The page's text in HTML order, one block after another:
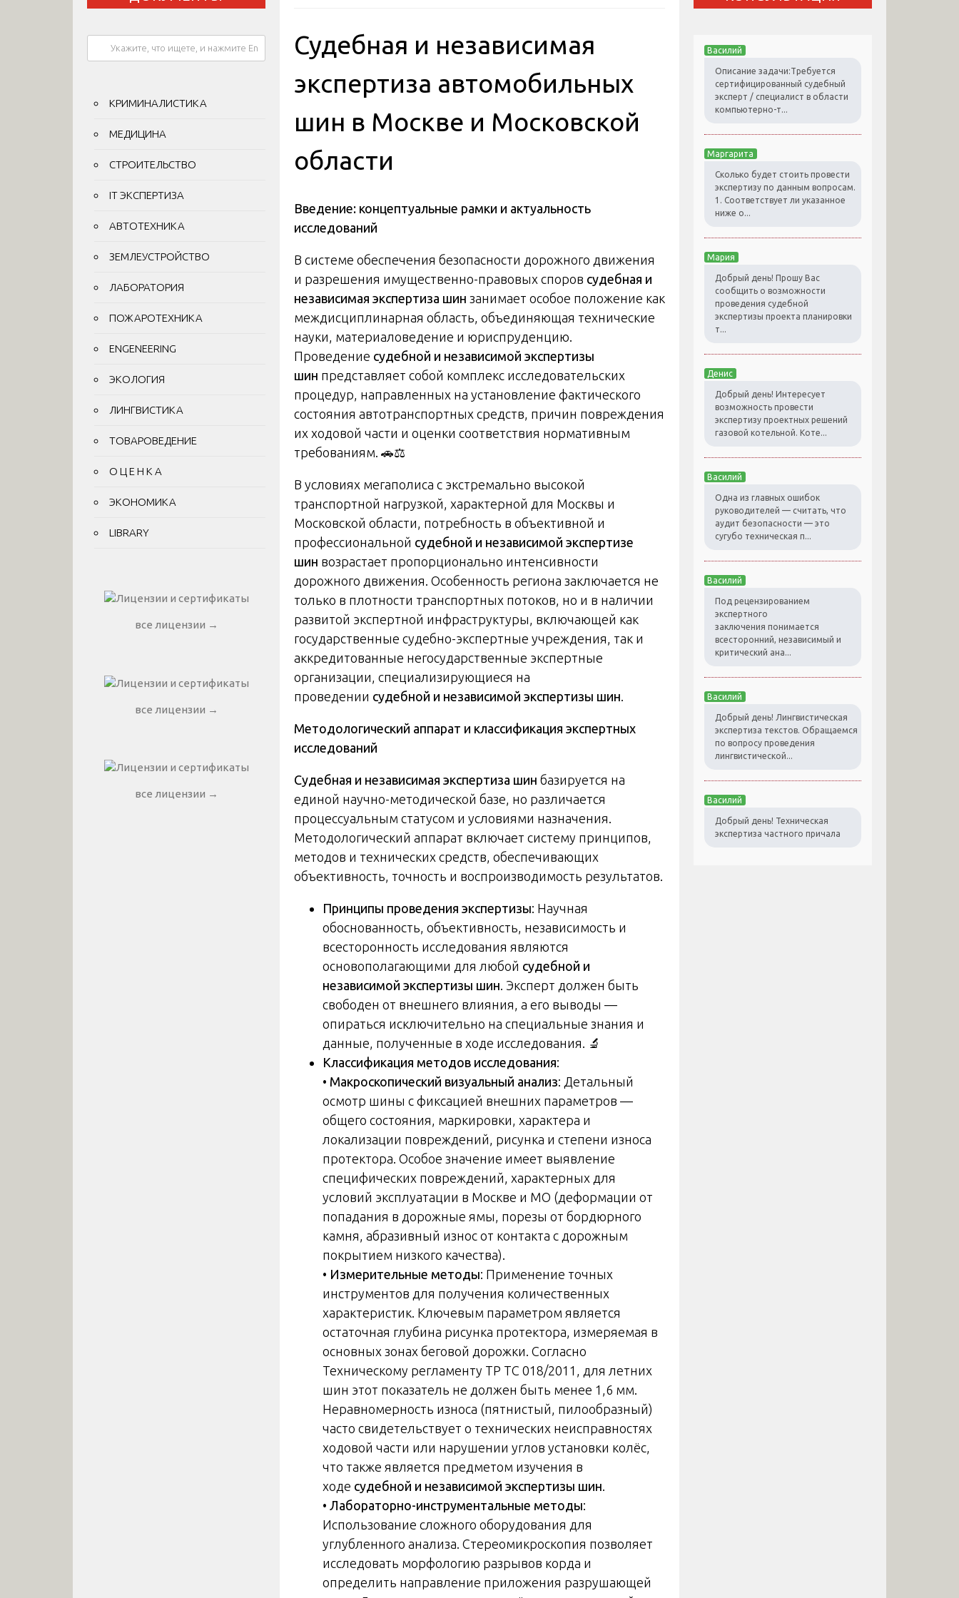
Судебная и независимая
экспертиза автомобильных
шин в Москве и Московской
области
Введение: концептуальные рамки и актуальность
исследований
В системе обеспечения безопасности дорожного движения
и разрешения имущественно-правовых споров судебная и
независимая экспертиза шин занимает особое положение как
междисциплинарная область, объединяющая технические
науки, материаловедение и юриспруденцию.
Проведение судебной и независимой экспертизы
шин представляет собой комплекс исследовательских
процедур, направленных на установление фактического
состояния автотранспортных средств, причин повреждения
их ходовой части и оценки соответствия нормативным
требованиям. 🚗⚖️
В условиях мегаполиса с экстремально высокой
транспортной нагрузкой, характерной для Москвы и
Московской области, потребность в объективной и
профессиональной судебной и независимой экспертизе
шин возрастает пропорционально интенсивности
дорожного движения. Особенность региона заключается не
только в плотности транспортных потоков, но и в наличии
развитой экспертной инфраструктуры, включающей как
государственные судебно-экспертные учреждения, так и
аккредитованные негосударственные экспертные
организации, специализирующиеся на
проведении судебной и независимой экспертизы шин
Методологический аппарат и классификация экспертных
исследований
Судебная и независимая экспертиза шин базируется на
единой научно-методической базе, но различается
процессуальным статусом и условиями назначения.
Методологический аппарат включает систему принципов,
методов и технических средств, обеспечивающих
объективность, точность и воспроизводимость результатов.
Принципы проведения экспертизы: Научная
обоснованность, объективность, независимость и
всесторонность исследования являются
основополагающими для любой судебной и
независимой экспертизы шин . Эксперт должен быть
свободен от внешнего влияния, а его выводы —
опираться исключительно на специальные знания и
данные, полученные в ходе исследования. 🔬
Классификация методов исследования:
• Макроскопический визуальный анализ: Детальный
осмотр шины с фиксацией внешних параметров —
общего состояния, маркировки, характера и
локализации повреждений, рисунка и степени износа
протектора. Особое значение имеет выявление
специфических повреждений, характерных для
условий эксплуатации в Москве и МО (деформации от
попадания в дорожные ямы, порезы от бордюрного
камня, абразивный износ от контакта с дорожным
покрытием низкого качества).
• Измерительные методы: Применение точных
инструментов для получения количественных
характеристик. Ключевым параметром является
остаточная глубина рисунка протектора, измеряемая в
основных зонах беговой дорожки. Согласно
Техническому регламенту ТР ТС 018/2011, для летних
шин этот показатель не должен быть менее 1,6 мм.
Неравномерность износа (пятнистый, пилообразный)
часто свидетельствует о технических неисправностях
ходовой части или нарушении углов установки колёс,
что также является предметом изучения в
ходе судебной и независимой экспертизы шин
• Лабораторно-инструментальные методы:
Использование сложного оборудования для
углубленного анализа. Стереомикроскопия позволяет
исследовать морфологию разрывов корда и
определить направление приложения разрушающей
КРИМИНАЛИСТИКА
МЕДИЦИНА
СТРОИТЕЛЬСТВО
IT ЭКСПЕРТИЗА
АВТОТЕХНИКА
ЗЕМЛЕУСТРОЙСТВО
ЛАБОРАТОРИЯ
ПОЖАРОТЕХНИКА
ENGENEERING
ЭКОЛОГИЯ
ЛИНГВИСТИКА
ТОВАРОВЕДЕНИЕ
О Ц Е Н К А
ЭКОНОМИКА
LIBRARY
все лицензии →
все лицензии →
все лицензии →
Василий
Описание задачи:Требуется
сертифицированный судебный
эксперт / специалист в области
компьютерно-т...
Маргарита
Сколько будет стоить провести
экспертизу по данным вопросам.
1. Соответствует ли указанное
ниже о...
Мария
Добрый день! Прошу Вас
сообщить о возможности
проведения судебной
экспертизы проекта планировки
т...
Денис
Добрый день! Интересует
возможность провести
экспертизу проектных решений
газовой котельной. Коте...
Василий
Одна из главных ошибок
руководителей — считать, что
аудит безопасности — это
сугубо техническая п...
Василий
Под рецензированием
экспертного
заключения понимается
всесторонний, независимый и
критический ана...
Василий
Добрый день! Лингвистическая
экспертиза текстов. Обращаемся
по вопросу проведения
лингвистической...
Василий
Добрый день! Техническая
экспертиза частного причала